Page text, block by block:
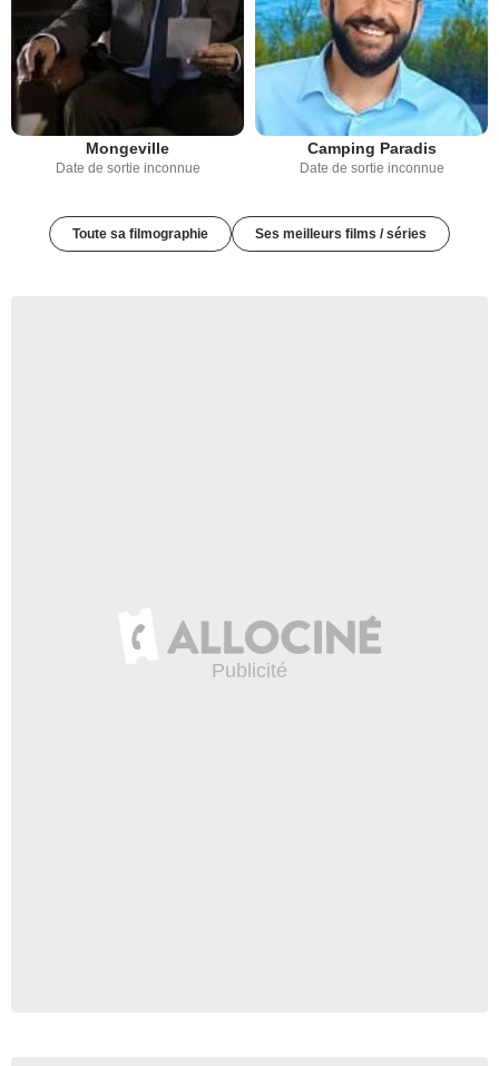
Mongeville
Date de sortie inconnue
Camping Paradis
Date de sortie inconnue
Toute sa filmographie Ses meilleurs films / séries